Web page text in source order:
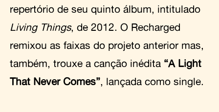
repertório de seu quinto álbum, intitulado
Living Things, de 2012. O Recharged
remixou as faixas do projeto anterior mas,
também, trouxe a canção inédita “A Light
That Never Comes”, lançada como single.